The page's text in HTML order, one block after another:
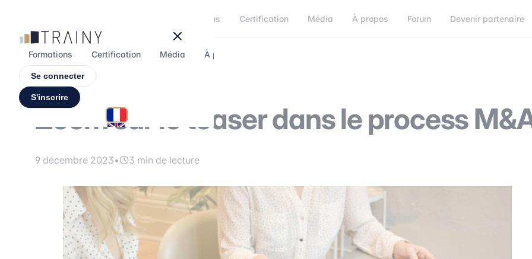
Formations Certification Média À propos Forum Devenir partenaire
Formations Certification Média À propos
Se connecter
S'inscrire
Zoom sur le teaser dans le process
9 décembre 2023• 3 min de lecture